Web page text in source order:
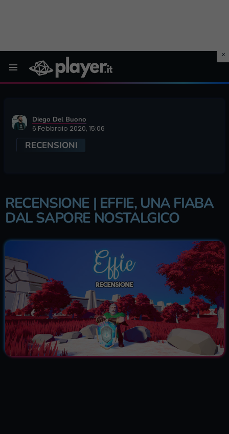
Diego Del Buono
6 Febbraio 2020, 15:06
RECENSIONI
RECENSIONE | EFFIE, UNA FIABA
DAL SAPORE NOSTALGICO